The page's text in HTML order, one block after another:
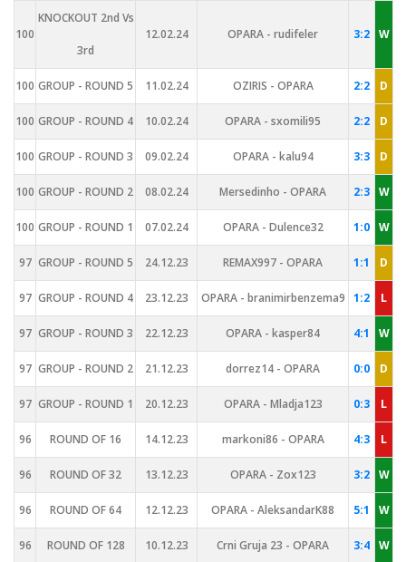
100
KNOCKOUT 2nd Vs
3rd
12.02.24 OPARA - rudifeler 3:2 W
100 GROUP - ROUND 5 11.02.24 OZIRIS - OPARA 2:2 D
100 GROUP - ROUND 4 10.02.24 OPARA - sxomili95 2:2 D
100 GROUP - ROUND 3 09.02.24 OPARA - kalu94 3:3 D
100 GROUP - ROUND 2 08.02.24 Mersedinho - OPARA 2:3 W
100 GROUP - ROUND 1 07.02.24 OPARA - Dulence32 1:0 W
97 GROUP - ROUND 5 24.12.23 REMAX997 - OPARA 1:1 D
97 GROUP - ROUND 4 23.12.23 OPARA - branimirbenzema9 1:2 L
97 GROUP - ROUND 3 22.12.23 OPARA - kasper84 4:1 W
97 GROUP - ROUND 2 21.12.23 dorrez14 - OPARA 0:0 D
97 GROUP - ROUND 1 20.12.23 OPARA - Mladja123 0:3 L
96 ROUND OF 16 14.12.23 markoni86 - OPARA 4:3 L
96 ROUND OF 32 13.12.23 OPARA - Zox123 3:2 W
96 ROUND OF 64 12.12.23 OPARA - AleksandarK88 5:1 W
96 ROUND OF 128 10.12.23 Crni Gruja 23 - OPARA 3:4 W